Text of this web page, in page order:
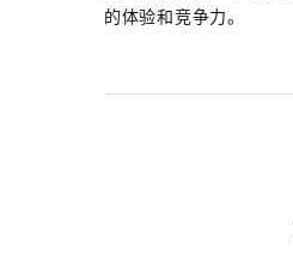
的体验和竞争力。